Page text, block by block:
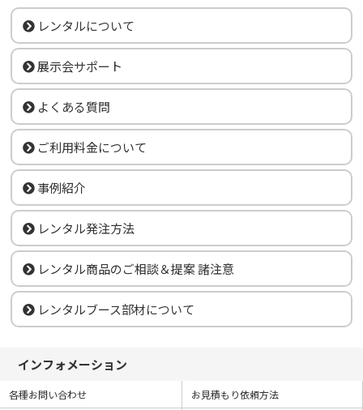
レンタルについて
展示会サポート
よくある質問
ご利用料金について
事例紹介
レンタル発注方法
レンタル商品のご相談＆提案 諸注意
レンタルブース部材について
インフォメーション
各種お問い合わせ お見積もり依頼方法